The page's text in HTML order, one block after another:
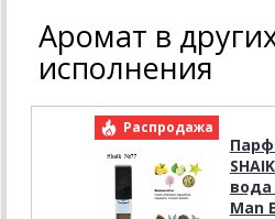
Аромат в
исполнения
Распродажа
вода
Man